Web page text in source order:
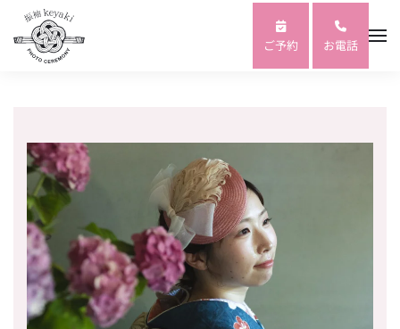
Skip to main content ご予約 お電話